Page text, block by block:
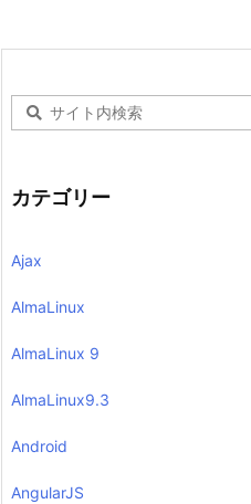
カテゴリー
Ajax
AlmaLinux
AlmaLinux 9
AlmaLinux9.3
Android
AngularJS